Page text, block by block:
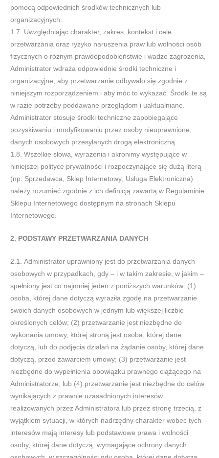
pomocą odpowiednich środków technicznych lub
organizacyjnych.
1.7. Uwzględniając charakter, zakres, kontekst i cele
przetwarzania oraz ryzyko naruszenia praw lub wolności osób
fizycznych o różnym prawdopodobieństwie i wadze zagrożenia,
Administrator wdraża odpowiednie środki techniczne i
organizacyjne, aby przetwarzanie odbywało się zgodnie z
niniejszym rozporządzeniem i aby móc to wykazać. Środki te są
w razie potrzeby poddawane przeglądom i uaktualniane.
Administrator stosuje środki techniczne zapobiegające
pozyskiwaniu i modyfikowaniu przez osoby nieuprawnione,
danych osobowych przesyłanych drogą elektroniczną.
1.8. Wszelkie słowa, wyrażenia i akronimy występujące w
niniejszej polityce prywatności i rozpoczynające się dużą literą
(np. Sprzedawca, Sklep Internetowy, Usługa Elektroniczna)
należy rozumieć zgodnie z ich definicją zawartą w Regulaminie
Sklepu
Internetowego dostępnym na stronach Sklepu
Internetowego.
2. PODSTAWY PRZETWARZANIA DANYCH
2.1. Administrator uprawniony jest do przetwarzania danych
osobowych w przypadkach, gdy – i w takim zakresie, w jakim –
spełniony jest co najmniej jeden z poniższych warunków: (1)
osoba, której dane dotyczą wyraziła zgodę na przetwarzanie
swoich danychosobowych w jednym lub większej liczbie
określonych celów; (2) przetwarzanie jest niezbędne do
wykonania umowy, którejstroną jest osoba, której dane
dotyczą, lub do podjęcia działań na żądanie osoby, której dane
dotyczą, przed zawarciem umowy; (3) przetwarzanie jest
niezbędne do wypełnienia obowiązku prawnego ciążącego na
Administratorze; lub (4) przetwarzanie jest niezbędne do celów
wynikających z prawnie uzasadnionych interesów
realizowanych przez Administratora lub przez stronętrzecią, z
wyjątkiem sytuacji, w których nadrzędny charakter wobec tych
interesów mają interesy lub podstawowe prawa iwolności
osoby, której dane dotyczą, wymagające ochrony danych